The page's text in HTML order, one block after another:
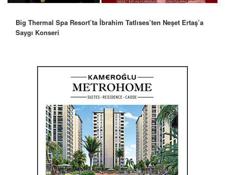
Big Thermal Spa Resort’ta İbrahim Tatlıses’ten Neşet Ertaş’a
Saygı Konseri